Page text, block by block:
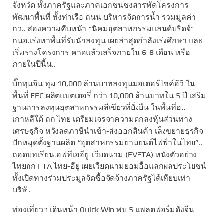
จังหวัด ทั้งภาครัฐและภาคเอกชนชงสารพัดโครงการ
พัฒนาพื้นที่ ทั้งท่าเรือ ถนน บริหารจัดการน้ำ รวมมูลค่า
กว.. ส่องความคืบหน้า “นิคมอุตสาหกรรมแลนด์บริดจ์”
กนอ.เร่งหาพื้นที่รับนักลงทุน เผยล่าสุดกำลังเร่งศึกษา และ
เริ่มร่างโครงการ คาดแล้วเสร็จภายใน 6-8 เดือน หรือ
ภายในปีนี้น..
บิ๊กทุนจีน ทุ่ม 10,000 ล้านบาทลงทุนมอเตอร์ไซค์อีวี ใน
พื้นที่ EEC ผลิตแบตเตอรี่ กว่า 10,000 ล้านบาทใน 5 ปี เสริม
ฐานการลงทุนอุตสาหกรรมสีเขียวที่ยั่งยืน ในพื้นที่อ..
เกาหลีใต้ ถก ไทย เตรียมเจรจาความตกลงหุ้นส่วนทาง
เศรษฐกิจ หวังลดภาษีนำเข้า-ส่งออกสินค้า เล็งขยายธุรกิจ
ปักหมุดตั้งฐานผลิต “อุตสาหกรรมยานยนต์ไฟฟ้าในไทย”..
ถอดบทเรียนเอฟทีเออียู-เวียดนาม (EVFTA) หนังตัวอย่าง
ไทยถก FTA ไทย-อียู เผยเวียดนามยอมอื้อแลกผลประโยชน์
ทั้งเปิดทางร่วมประมูลจัดซื้อจัดจ้างภาครัฐได้เทียบเท่า
บริษั..
ท่องเที่ยวฯ เดินหน้า Quick Win พบ 5 แพลตฟอร์มดังจีน